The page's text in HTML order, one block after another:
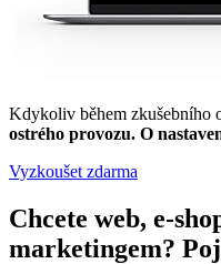
Kdykoliv během zkušebního
ostrého provozu. O
Vyzkoušet zdarma
Chcete web, e-
marketingem?